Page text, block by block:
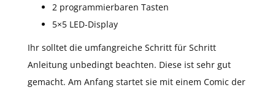
2 programmierbaren Tasten
5×5 LED-Display
Ihr solltet die umfangreiche Schritt für Schritt
Anleitung unbedingt beachten. Diese ist sehr gut
gemacht. Am Anfang startet sie mit einem Comic der